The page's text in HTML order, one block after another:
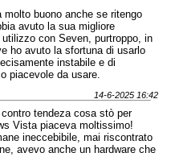
buono anche se ritengo
avuto la sua migliore
con Seven, purtroppo, in
ho avuto la sfortuna di usarlo
instabile e di
piacevole da usare.
14-6-2025 16:42
tendeza cosa stò per
Vista piaceva moltissimo!
ineccebibile, mai riscontrato
avevo anche un hardware che